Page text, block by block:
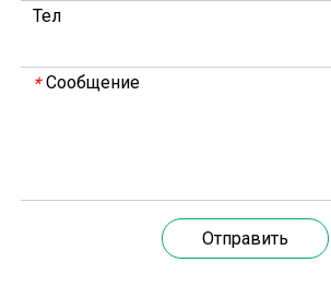
20 марта 2024 года технический
Тел
* Сообщение
Отправить